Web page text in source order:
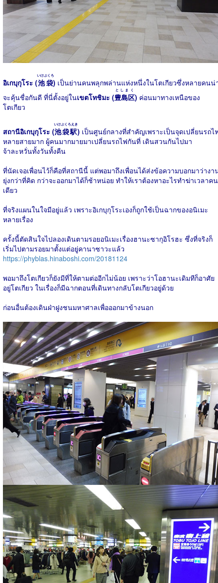
อิเกบุกุโระ (池袋
いけぶくろ
) เป็นย่านคนพลุกพล่านแห่งหนึ่งในโตเกียวซึ่งหลายคนน่
จะคุ้นชื่อกันดี ที่นี่ตั้งอยู่ในเขตโทชิมะ (豊島区
としまく
) ค่อนมาทางเหนือของ
โตเกียว
สถานีอิเกบุกุโระ (池袋駅
いけぶくろえき
) เป็นศูนย์กลางที่สำคัญเพราะเป็นจุดเปลี่ยนรถไ
หลายสายมาก ผู้คนมากมายมาเปลี่ยนรถไฟกันที่ เดินสวนกันไปมา
จ้าละหวั่นทั้งวันทั้งคืน
ที่นัดเจอเพื่อนไว้ก็คือที่สถานีนี้ แต่พอมาถึงเพื่อนได้ส่งข้อความบอกมาว่างา
ยุ่งกว่าที่คิด กว่าจะออกมาได้ก็ช้าหน่อย ทำให้เราต้องหาอะไรทำฆ่าเวลาคน
เดียว
ที่จริงแผนในใจมีอยู่แล้ว เพราะอิเกบุกุโระเองก็ถูกใช้เป็นฉากของอนิเมะ
หลายเรื่อง
ครั้งนี้ตัดสินใจไปลองเดินตามรอยอนิเมะเรื่องฮานะซากุอิโรฮะ ซึ่งที่จริงก็
เริ่มไปตามรอยมาตั้งแต่อยู่คานาซาวะแล้ว
https://phyblas.hinaboshi.com/20181124
พอมาถึงโตเกียวก็ยังมีที่ให้ตามต่ออีกไม่น้อย เพราะว่าโอฮานะเดิมทีก็อาศัย
อยู่โตเกียว ในเรื่องก็มีฉากตอนที่เดินทางกลับโตเกียวอยู่ด้วย
ก่อนอื่นต้องเดินฝ่าฝูงชนมหาศาลเพื่อออกมาข้างนอก